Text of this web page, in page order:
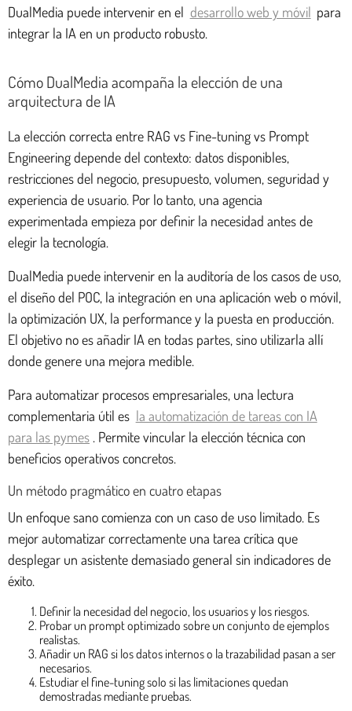
DualMedia puede intervenir en el desarrollo web y móvil para
integrar la IA en un producto robusto.
Cómo DualMedia acompaña la elección de una
arquitectura de IA
La elección correcta entre RAG vs Fine-tuning vs Prompt
Engineering depende del contexto: datos disponibles,
restricciones del negocio, presupuesto, volumen, seguridad y
experiencia de usuario. Por lo tanto, una agencia
experimentada empieza por definir la necesidad antes de
elegir la tecnología.
DualMedia puede intervenir en la auditoría de los casos de uso,
el diseño del POC, la integración en una aplicación web o móvil,
la optimización UX, la performance y la puesta en producción.
El objetivo no es añadir IA en todas partes, sino utilizarla allí
donde genere una mejora medible.
Para automatizar procesos empresariales, una lectura
complementaria útil es la automatización de tareas con IA
para las pymes . Permite vincular la elección técnica con
beneficios operativos concretos.
Un método pragmático en cuatro etapas
Un enfoque sano comienza con un caso de uso limitado. Es
mejor automatizar correctamente una tarea crítica que
desplegar un asistente demasiado general sin indicadores de
éxito.
Definir la necesidad del negocio, los usuarios y los riesgos.
Probar un prompt optimizado sobre un conjunto de ejemplos
realistas.
Añadir un RAG si los datos internos o la trazabilidad pasan a ser
necesarios.
Estudiar el fine-tuning solo si las limitaciones quedan
demostradas mediante pruebas.